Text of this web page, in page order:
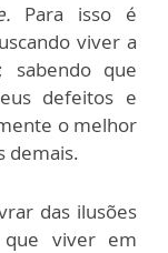
Para isso é
viver a
sabendo que
defeitos e
o melhor
demais.
das ilusões
que viver em